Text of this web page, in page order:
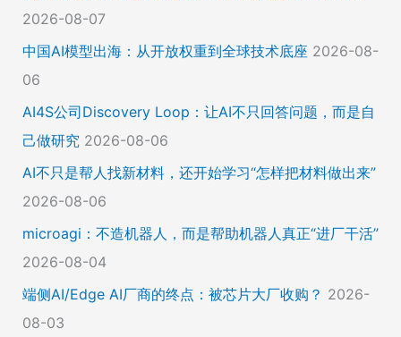
2026-08-07
中国AI模型出海：从开放权重到全球技术底座 2026-08-
06
AI4S公司Discovery Loop：让AI不只回答问题，而是自
己做研究 2026-08-06
AI不只是帮人找新材料，还开始学习“怎样把材料做出来”
2026-08-06
microagi：不造机器人，而是帮助机器人真正“进厂干活”
2026-08-04
端侧AI/Edge AI厂商的终点：被芯片大厂收购？ 2026-
08-03